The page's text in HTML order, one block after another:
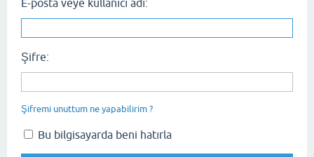
E-posta veye kullanıcı adı:
Şifre:
Şifremi unuttum ne yapabilirim ?
Bu bilgisayarda beni hatırla